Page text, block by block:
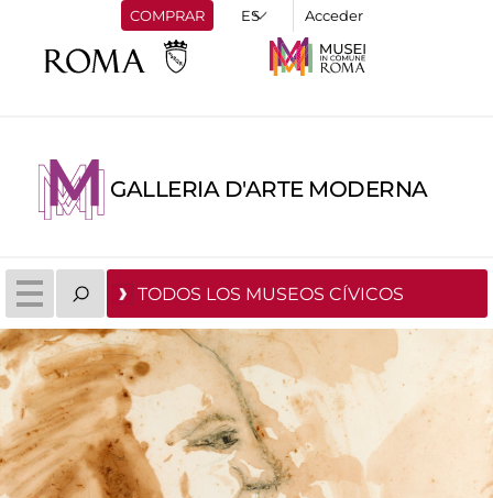
COMPRAR Acceder
GALLERIA D'ARTE MODERNA
TODOS LOS MUSEOS CÍVICOS